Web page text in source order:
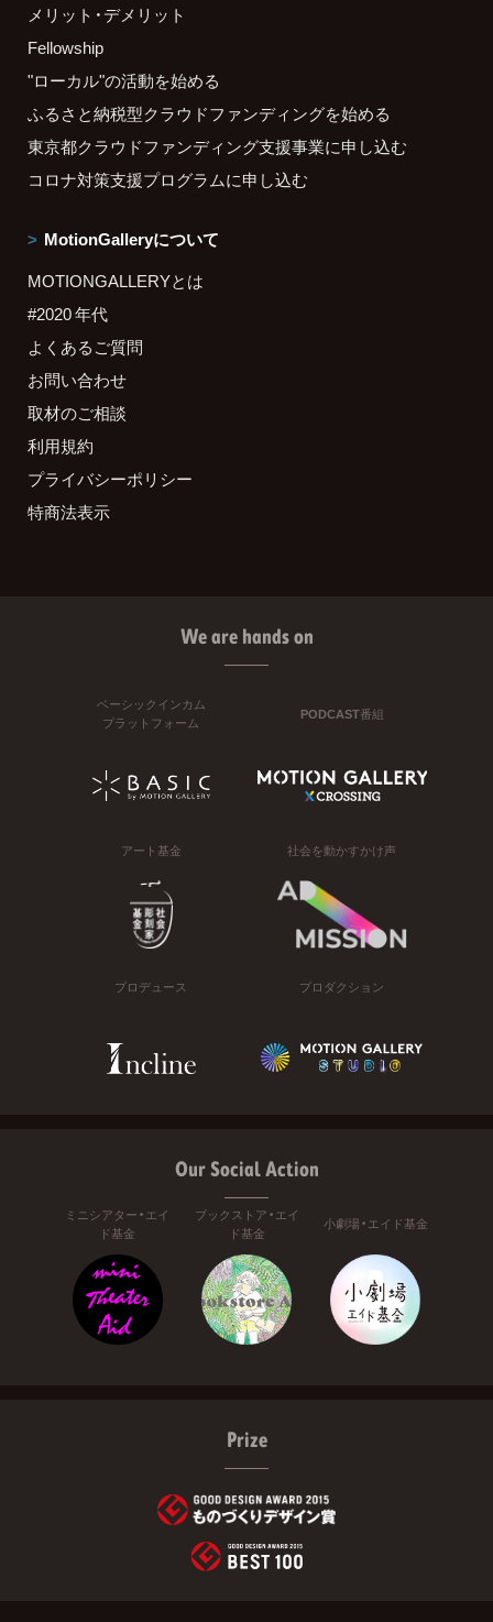
メリット・デメリット
Fellowship
"ローカル"の活動を始める
ふるさと納税型クラウドファンディングを始める
東京都クラウドファンディング支援事業に申し込む
コロナ対策支援プログラムに申し込む
MotionGalleryについて
MOTIONGALLERYとは
#2020 年代
よくあるご質問
お問い合わせ
取材のご相談
利用規約
プライバシーポリシー
特商法表示
We are hands on
ベーシックインカム
プラットフォーム
PODCAST番組
アート基金 社会を動かすかけ声
プロデュース プロダクション
Our Social Action
ミニシアター・エイ
ド基金
ブックストア・エイ
ド基金
小劇場・エイド基金
Prize